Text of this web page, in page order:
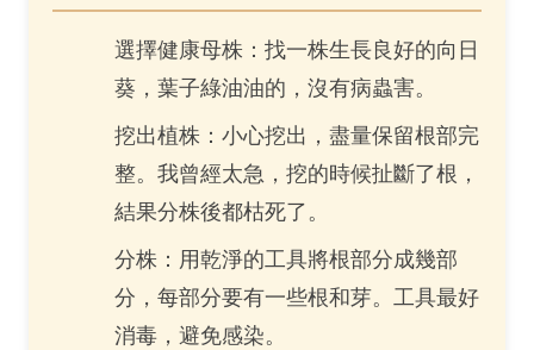
選擇健康母株：找一株生長良好的向日
葵，葉子綠油油的，沒有病蟲害。
挖出植株：小心挖出，盡量保留根部完
整。我曾經太急，挖的時候扯斷了根，
結果分株後都枯死了。
分株：用乾淨的工具將根部分成幾部
分，每部分要有一些根和芽。工具最好
消毒，避免感染。